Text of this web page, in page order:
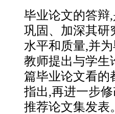
毕业论文的答辩
巩固、加深其研
水平和质量,并
教师提出与学生
篇毕业论文看的
指出,再进一步
推荐论文集发表